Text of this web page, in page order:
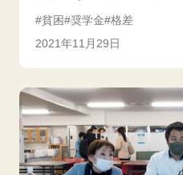
貧困 奨学金 格差
2021年11月29日